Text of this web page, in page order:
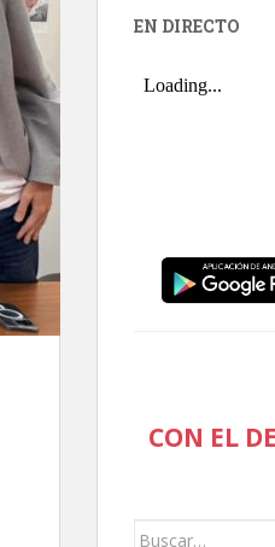
EN DIRECTO
CON EL
Buscar: